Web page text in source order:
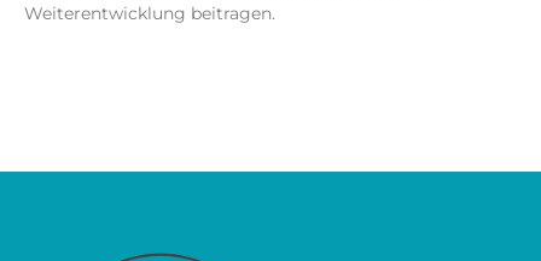
Weiterentwicklung beitragen.